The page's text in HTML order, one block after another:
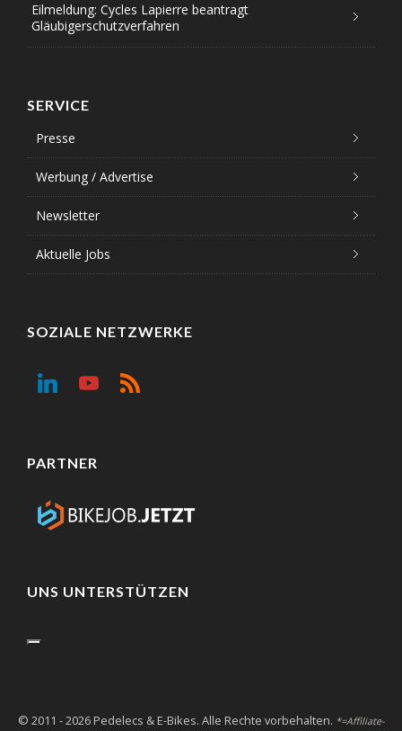
Eilmeldung: Cycles Lapierre beantragt
Gläubigerschutzverfahren
SERVICE
Presse
Werbung / Advertise
Newsletter
Aktuelle Jobs
SOZIALE NETZWERKE
PARTNER
UNS UNTERSTÜTZEN
© 2011 - 2026 Pedelecs & E-Bikes. Alle Rechte vorbehalten. *=Affiliate-